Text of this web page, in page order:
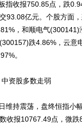
收报750.85点，跌
93.08亿元。个股方面
，和顺电气
跌4.86%，云
。
资股多数走弱
持震荡，盘终恒指小幅
收报10767.49点，微